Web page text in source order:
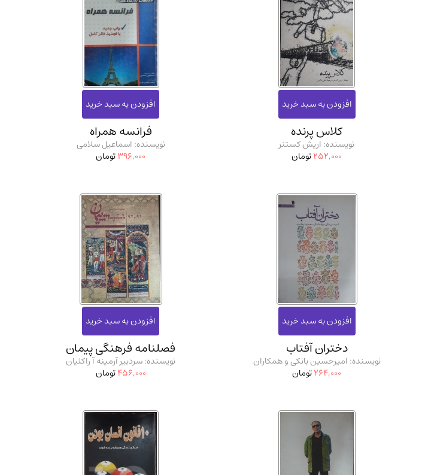
کلاس پرنده
نویسنده: اریش کستنر
252,000تومان
فرانسه همراه
نویسنده: اسماعیل سلامی
396,000تومان
دختران آفتاب
نویسنده: امیرحسین بانکی و همکاران
264,000تومان
فصلنامه فرهنگی پیمان
نویسنده: سردبیر آرمینه آ راکلیان
456,000تومان